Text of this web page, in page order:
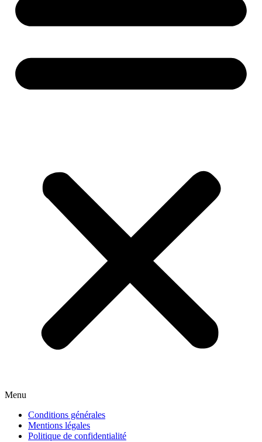
Menu
Conditions générales
Mentions légales
Politique de confidentialité